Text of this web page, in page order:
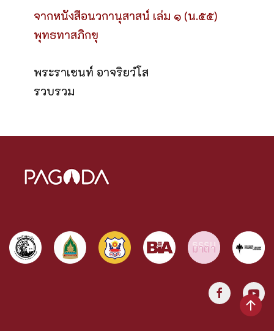
จากหนังสือนวกานุสาสน์ เล่ม ๑ (น.๕๕)
พุทธทาสภิกขุ
พระราเชนท์ อาจริยวํโส
รวบรวม